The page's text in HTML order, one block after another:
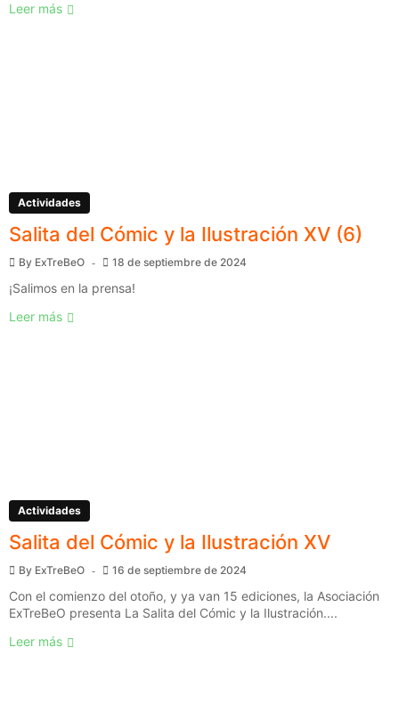
Leer más
Actividades
Salita del Cómic y la Ilustración XV (6)
By ExTreBeO 18 de septiembre de 2024
¡Salimos en la prensa!
Leer más
Actividades
Salita del Cómic y la Ilustración XV
By ExTreBeO 16 de septiembre de 2024
Con el comienzo del otoño, y ya van 15 ediciones, la Asociación
ExTreBeO presenta La Salita del Cómic y la Ilustración....
Leer más